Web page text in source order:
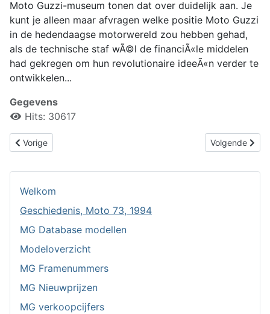
Welkom
Geschiedenis, Moto 73, 1994
MG Database modellen
Modeloverzicht
MG Framenummers
MG Nieuwprijzen
MG verkoopcijfers
Moto Guzzi-museum tonen dat over duidelijk aan. Je
kunt je alleen maar afvragen welke positie Moto Guzzi
in de hedendaagse motorwereld zou hebben gehad,
als de technische staf wÃ©l de financiÃ«le middelen
had gekregen om hun revolutionaire ideeÃ«n verder te
ontwikkelen...
Gegevens
Hits: 30617
Vorig artikel: Geschiedenis, Mot. en Toer. 2001
Vorige Volgende
Volgende